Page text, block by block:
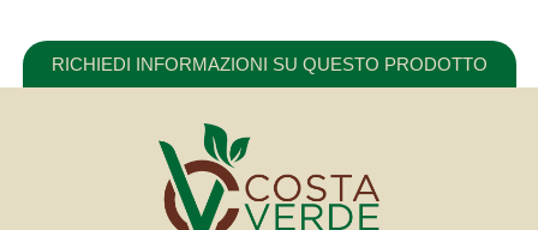
RICHIEDI INFORMAZIONI SU QUESTO PRODOTTO